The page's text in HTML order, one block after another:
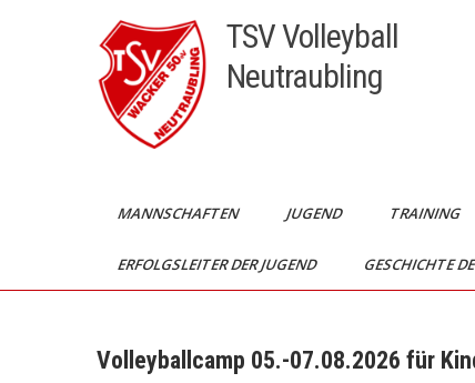
TSV Volleyball
Neutraubling
MANNSCHAFTEN JUGEND TRAINING
ERFOLGSLEITER DER JUGEND GESCHICHTE
Volleyballcamp 05.-07.08.2026 für